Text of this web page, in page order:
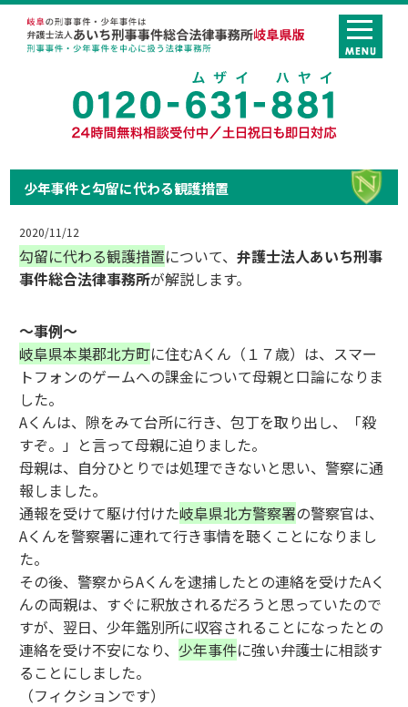
少年事件と勾留に代わる観護措置
2020/11/12
勾留に代わる観護措置について、弁護士法人あいち刑事
事件総合法律事務所が解説します。
～事例～
岐阜県本巣郡北方町に住むAくん（１７歳）は、スマー
トフォンのゲームへの課金について母親と口論になりま
した。
Aくんは、隙をみて台所に行き、包丁を取り出し、「殺
すぞ。」と言って母親に迫りました。
母親は、自分ひとりでは処理できないと思い、警察に通
報しました。
通報を受けて駆け付けた岐阜県北方警察署の警察官は、
Aくんを警察署に連れて行き事情を聴くことになりまし
た。
その後、警察からAくんを逮捕したとの連絡を受けたAく
んの両親は、すぐに釈放されるだろうと思っていたので
すが、翌日、少年鑑別所に収容されることになったとの
連絡を受け不安になり、少年事件に強い弁護士に相談す
ることにしました。
（フィクションです）